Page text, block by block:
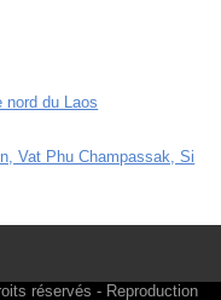
nord du Laos
Vat Phu Champassak, Si
réservés - Reproduction